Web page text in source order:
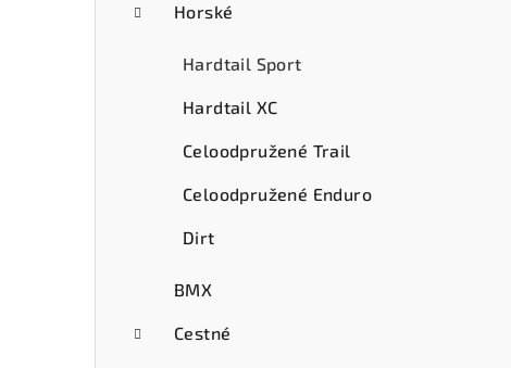
Horské
Hardtail Sport
Hardtail XC
Celoodpružené Trail
Celoodpružené Enduro
Dirt
BMX
Cestné